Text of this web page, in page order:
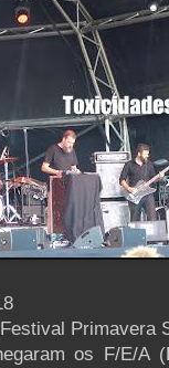
Primavera
os F/E/A